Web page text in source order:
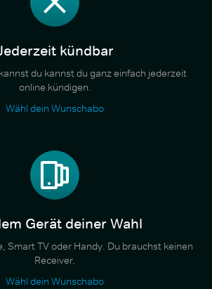
kündbar
du kannst du ganz einfach jederzeit
online kündigen.
Wähl dein Wunschabo
Gerät deiner Wahl
Smart TV oder Handy. Du brauchst keinen
Receiver.
Wähl dein Wunschabo